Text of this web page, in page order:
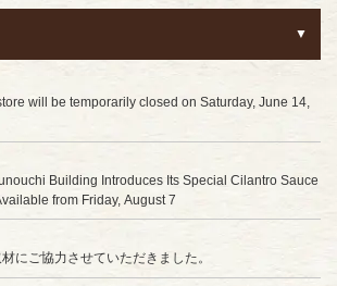
will be temporarily closed on Saturday, June 14,
Building Introduces Its Special Cilantro Sauce
from Friday, August 7
にご協力させていただきました。